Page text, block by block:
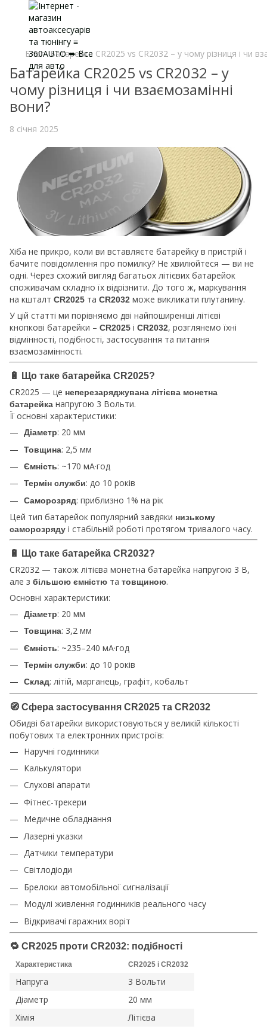
Блог Батарейка CR2025 vs CR2032 – у чому різниця і чи
Батарейка CR2025 vs CR2032 – у
чому різниця і чи взаємозамінні
вони?
8 січня 2025
Хіба не прикро, коли ви вставляєте батарейку в пристрій і
бачите повідомлення про помилку? Не хвилюйтеся — ви не
одні. Через схожий вигляд багатьох літієвих батарейок
споживачам складно їх відрізнити. До того ж, маркування
на кшталт CR2025 та CR2032 може викликати плутанину.
У цій статті ми порівняємо дві найпоширеніші літієві
кнопкові батарейки – CR2025 і CR2032, розглянемо їхні
відмінності, подібності, застосування та питання
взаємозамінності.
🔋 Що таке батарейка CR2025?
CR2025 — це неперезаряджувана літієва монетна
батарейка напругою 3 Вольти.
Її основні характеристики:
Діаметр: 20 мм
Товщина: 2,5 мм
Ємність: ~170 мА·год
Термін служби: до 10 років
Саморозряд: приблизно 1% на рік
Цей тип батарейок популярний завдяки низькому
саморозряду і стабільній роботі протягом тривалого часу.
🔋 Що таке батарейка CR2032?
CR2032 — також літієва монетна батарейка напругою 3 В,
але з більшою ємністю та товщиною.
Основні характеристики:
Діаметр: 20 мм
Товщина: 3,2 мм
Ємність: ~235–240 мА·год
Термін служби: до 10 років
Склад: літій, марганець, графіт, кобальт
🧭 Сфера застосування CR2025 та CR2032
Обидві батарейки використовуються у великій кількості
побутових та електронних пристроїв:
Наручні годинники
Калькулятори
Слухові апарати
Фітнес-трекери
Медичне обладнання
Лазерні указки
Датчики температури
Світлодіоди
Брелоки автомобільної сигналізації
Модулі живлення годинників реального часу
Відкривачі гаражних воріт
🔁 CR2025 проти CR2032: подібності
Характеристика CR2025 і CR2032
Напруга
3 Вольти
Діаметр
20 мм
Хімія
Літієва